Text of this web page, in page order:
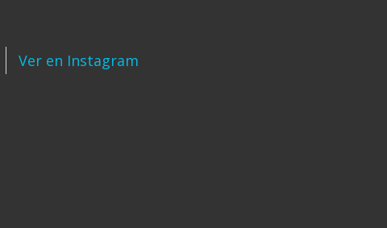
Ver en Instagram